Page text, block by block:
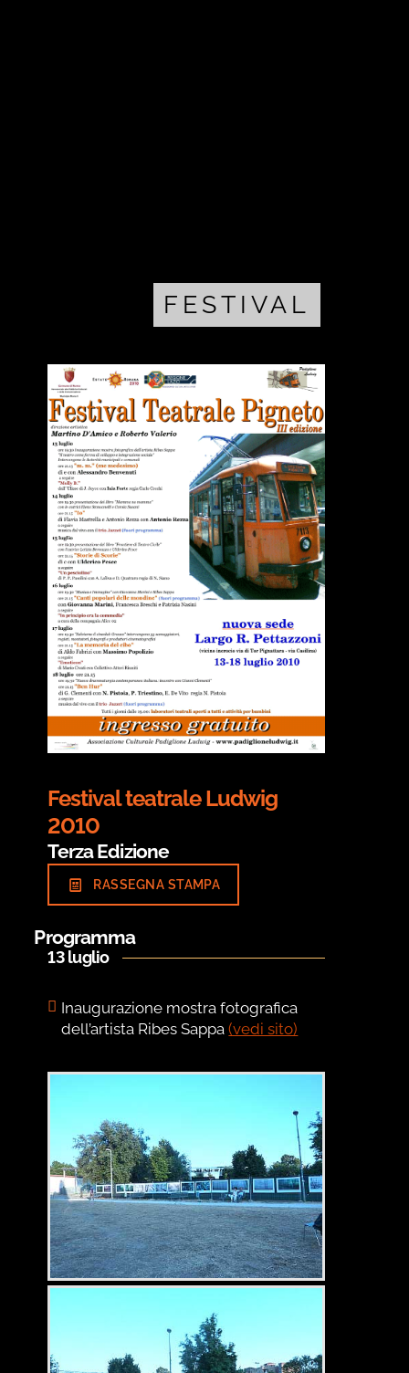
FESTIVAL
Festival teatrale Ludwig
2010
Terza Edizione
RASSEGNA STAMPA
Programma
13 luglio
Inaugurazione mostra fotografica
dell’artista Ribes Sappa(vedi sito)